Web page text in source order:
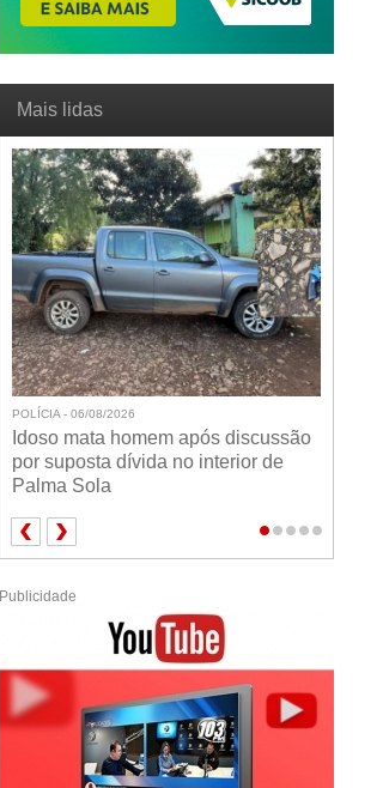
Mais lidas
POLÍCIA - 06/08/2026
Idoso mata homem após discussão
por suposta dívida no interior de
Palma Sola
Publicidade